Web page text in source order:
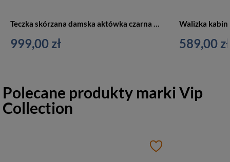
Teczka skórzana damska aktówka czarna Vip Collection Palermo 507 BL
999,00 zł 589,00 zł
Polecane produkty markiVip
Collection